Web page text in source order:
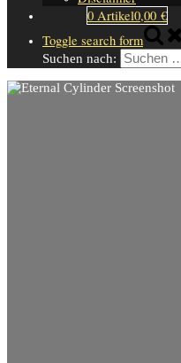
0 Artikel0,00 €
Toggle search form
Suchen nach: